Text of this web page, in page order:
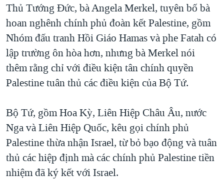
"Tìm"NGƯỜI VIỆT HẢI NGOẠI
ĐỜI SỐNG
KHOA HỌC
SỨC KHOẺ
THỂ THAO
HÀNH TRÌNH BẦU CỬ 2024
MỘT NĂM CHIẾN TRANH TẠI DẢI GAZA
GIẢI MÃ VÀNH ĐAI & CON ĐƯỜNG
NGÀY TỊ NẠN THẾ GIỚI
TRỊNH VĨNH BÌNH - NGƯỜI HẠ 'BÊN THẮNG CUỘC'
GROUND ZERO – XƯA VÀ NAY
CHI PHÍ CHIẾN TRANH AFGHANISTAN
CÁC GIÁ TRỊ CỘNG HÒA Ở VIỆT NAM
THƯỢNG ĐỈNH TRUMP-KIM TẠI VIỆT NAM
TRỊNH VĨNH BÌNH VS. CHÍNH PHỦ VIỆT NAM
VIDEO
NGHE
MẠNG XÃ HỘI
Thủ Tướng Đức, bà Angela Merkel, tuyên bố bà
hoan nghênh chính phủ đoàn kết Palestine, gồm
Nhóm đấu tranh Hồi Giáo Hamas và phe Fatah có
lập trường ôn hòa hơn, nhưng bà Merkel nói
thêm rằng chỉ với điều kiện tân chính quyền
Palestine tuân thủ các điều kiện của Bộ Tứ.
Bộ Tứ, gồm Hoa Kỳ, Liên Hiệp Châu Âu, nước
Nga và Liên Hiệp Quốc, kêu gọi chính phủ
Palestine thừa nhận Israel, từ bỏ bạo động và tuân
thủ các hiệp định mà các chính phủ Palestine tiền
nhiệm đã ký kết với Israel.